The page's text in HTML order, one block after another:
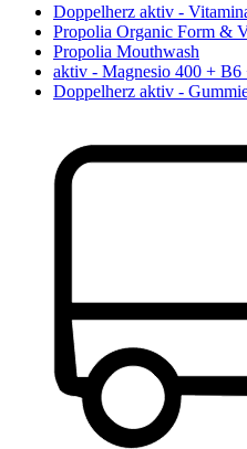
Doppelherz aktiv -
Propolia Organic Form &
Propolia Mouthwash
aktiv - Magnesio 400 +
Doppelherz aktiv -